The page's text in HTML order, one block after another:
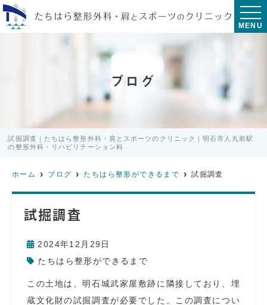
MENU
ブログ
試掘調査｜たちはら整形外科・肩とスポーツのクリニック｜明石市人丸前駅
の整形外科・リハビリテーション科
ホーム ブログ たちはら整形ができるまで 試掘調査
試掘調査
2024年12月29日
たちはら整形ができるまで
この土地は、明石城武家屋敷跡に隣接しており、埋
蔵文化財の試掘調査が必要でした。この調査につい